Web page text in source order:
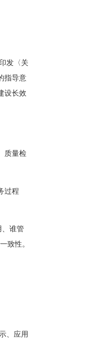
发〈关
指导意
设长效
质量检
过程
谁管
致性。
、应用